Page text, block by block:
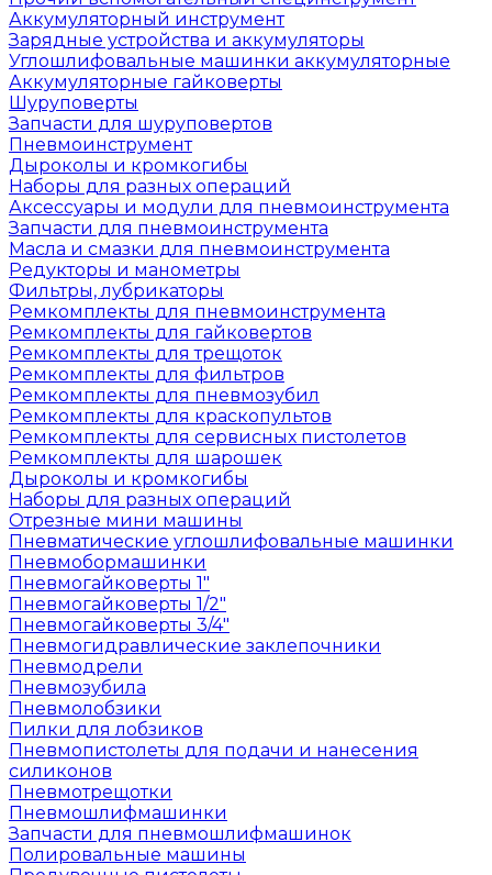
Аккумуляторный инструмент
Зарядные устройства и аккумуляторы
Углошлифовальные машинки аккумуляторные
Аккумуляторные гайковерты
Шуруповерты
Запчасти для шуруповертов
Пневмоинструмент
Дыроколы и кромкогибы
Наборы для разных операций
Аксессуары и модули для пневмоинструмента
Запчасти для пневмоинструмента
Масла и смазки для пневмоинструмента
Редукторы и манометры
Фильтры, лубрикаторы
Ремкомплекты для пневмоинструмента
Ремкомплекты для гайковертов
Ремкомплекты для трещоток
Ремкомплекты для фильтров
Ремкомплекты для пневмозубил
Ремкомплекты для краскопультов
Ремкомплекты для сервисных пистолетов
Ремкомплекты для шарошек
Дыроколы и кромкогибы
Наборы для разных операций
Отрезные мини машины
Пневматические углошлифовальные машинки
Пневмобормашинки
Пневмогайковерты 1"
Пневмогайковерты 1/2"
Пневмогайковерты 3/4"
Пневмогидравлические заклепочники
Пневмодрели
Пневмозубила
Пневмолобзики
Пилки для лобзиков
Пневмопистолеты для подачи и нанесения
силиконов
Пневмотрещотки
Пневмошлифмашинки
Запчасти для пневмошлифмашинок
Полировальные машины